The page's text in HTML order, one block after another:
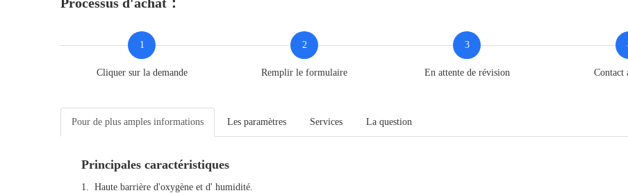
1
Cliquer sur la demande
2
Remplir le formulaire
3
En attente de révision Contact
Pour de plus amples informations Les paramètres Services La question
Principales caractéristiques
1. Haute barrière d'oxygène et d' humidité.